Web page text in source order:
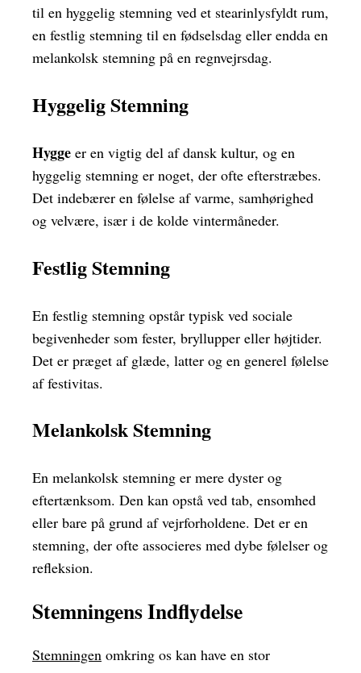
til en hyggelig stemning ved et stearinlysfyldt rum,
en festlig stemning til en fødselsdag eller endda en
melankolsk stemning på en regnvejrsdag.
Hyggelig Stemning
Hygge er en vigtig del af dansk kultur, og en
hyggelig stemning er noget, der ofte efterstræbes.
Det indebærer en følelse af varme, samhørighed
og velvære, især i de kolde vintermåneder.
Festlig Stemning
En festlig stemning opstår typisk ved sociale
begivenheder som fester, bryllupper eller højtider.
Det er præget af glæde, latter og en generel følelse
af festivitas.
Melankolsk Stemning
En melankolsk stemning er mere dyster og
eftertænksom. Den kan opstå ved tab, ensomhed
eller bare på grund af vejrforholdene. Det er en
stemning, der ofte associeres med dybe følelser og
refleksion.
Stemningens Indflydelse
Stemningen omkring os kan have en stor